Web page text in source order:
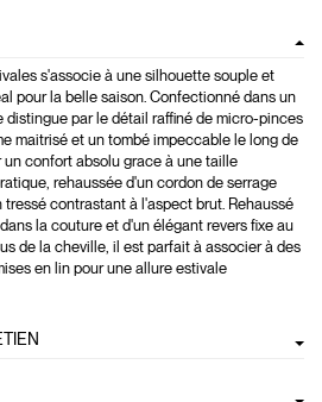
s'associe à une silhouette souple et
pour la belle saison. Confectionné dans un
distingue par le détail raffiné de micro-pinces
maitrisé et un tombé impeccable le long de
un confort absolu grace à une taille
rehaussée d'un cordon de serrage
contrastant à l'aspect brut. Rehaussé
la couture et d'un élégant revers fixe au
de la cheville, il est parfait à associer à des
en lin pour une allure estivale